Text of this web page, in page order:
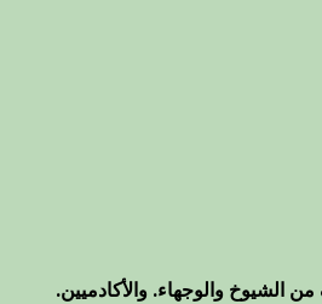
الشيوخ والوجهاء. والأكادميين.